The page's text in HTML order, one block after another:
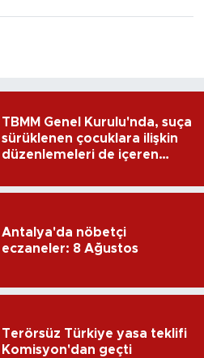
TBMM Genel Kurulu'nda, suça
sürüklenen çocuklara ilişkin
düzenlemeleri de içeren
edildi
Antalya'da nöbetçi
eczaneler: 8 Ağustos
Terörsüz Türkiye yasa teklifi
Komisyon'dan geçti